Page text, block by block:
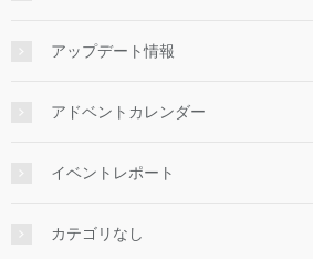
アップデート情報
アドベントカレンダー
イベントレポート
カテゴリなし